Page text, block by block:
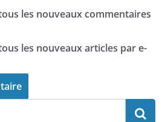
les nouveaux commentaires
les nouveaux articles par e-